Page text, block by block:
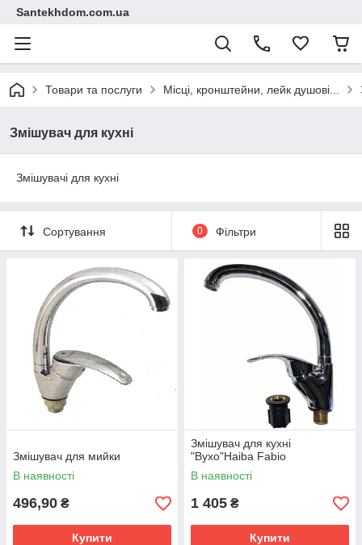
Santekhdom.com.ua
Товари та послуги Місці, кронштейни, лейк душові...
Змішувач для кухні
Змішувачі для кухні
Сортування 0 Фільтри
Змішувач для мийки
В наявності
496,90 ₴
Купити
Змішувач для кухні
"Вухо"Haiba Fabio
В наявності
1 405 ₴
Купити